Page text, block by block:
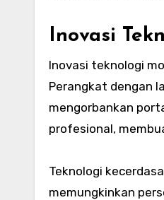
Inovasi
Inovasi teknologi
Perangkat dengan
mengorbankan
profesional,
Teknologi
memungkinkan